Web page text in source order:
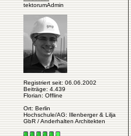
tektorumAdmin
Registriert seit: 06.06.2002
Beiträge: 4.439
Florian: Offline
Ort: Berlin
Hochschule/AG: Illenberger & Lilja
GbR / Anderhalten Architekten